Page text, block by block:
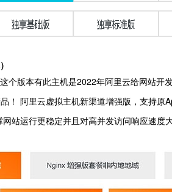
个版本有此主机是2022年阿里云给网站
！ 阿里云虚拟主机新渠道增强版，支持
站运行更稳定并且对高并发访问响应速